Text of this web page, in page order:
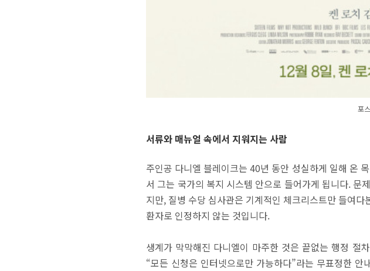
포
서류와 매뉴얼 속에서 지워지는 사람
주인공 다니엘 블레이크는 40년 동안 성실하게 일해 온
서 그는 국가의 복지 시스템 안으로 들어가게 됩니다. 문
지만, 질병 수당 심사관은 기계적인 체크리스트만 들여
환자로 인정하지 않는 것입니다.
생계가 막막해진 다니엘이 마주한 것은 끝없는 행정 절
“모든 신청은 인터넷으로만 가능하다”라는 무표정한